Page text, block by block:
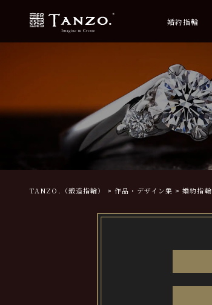
婚約指輪
TANZO.（鍛造指輪） 作品・デザイン集 婚約指輪